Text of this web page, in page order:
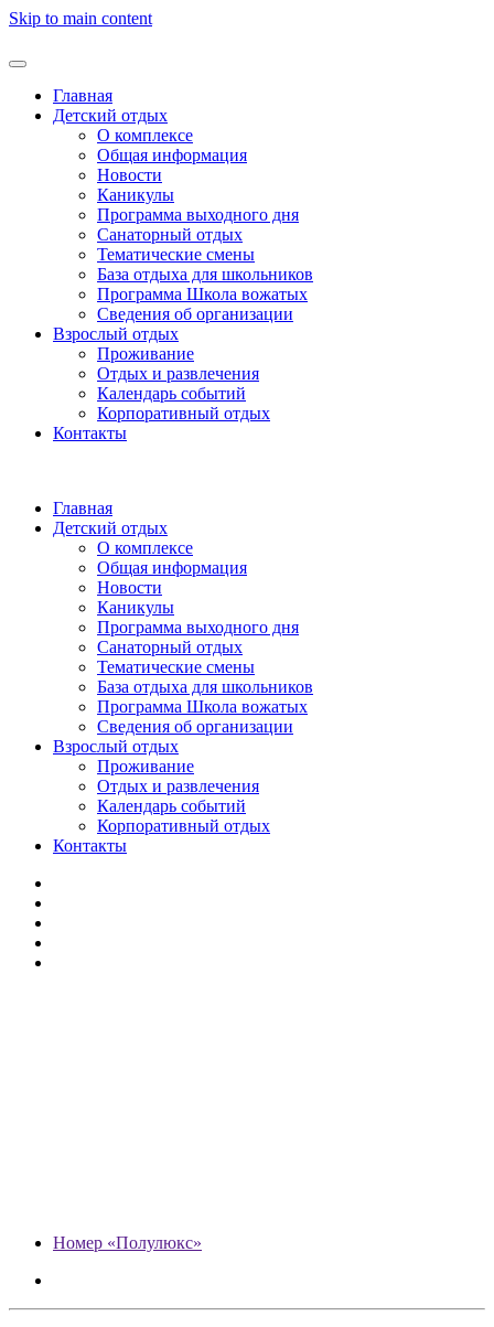
Skip to main content
Главная
Детский отдых
О комплексе
Общая информация
Новости
Каникулы
Программа выходного дня
Санаторный отдых
Тематические смены
База отдыха для школьников
Программа Школа вожатых
Cведения об организации
Взрослый отдых
Проживание
Отдых и развлечения
Календарь событий
Корпоративный отдых
Контакты
Главная
Детский отдых
О комплексе
Общая информация
Новости
Каникулы
Программа выходного дня
Санаторный отдых
Тематические смены
База отдыха для школьников
Программа Школа вожатых
Cведения об организации
Взрослый отдых
Проживание
Отдых и развлечения
Календарь событий
Корпоративный отдых
Контакты
Номер «Полулюкс»